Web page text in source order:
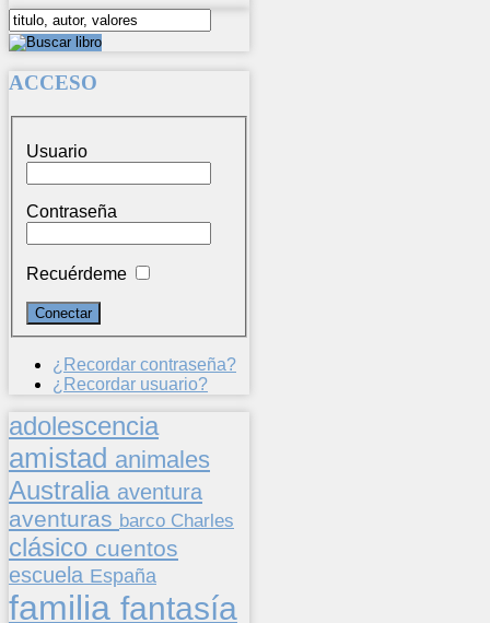
ACCESO
Usuario
Contraseña
Recuérdeme
¿Recordar contraseña?
¿Recordar usuario?
adolescencia
amistad animales
Australia aventura
aventuras barco Charles
clásico cuentos
escuela España
familia fantasía